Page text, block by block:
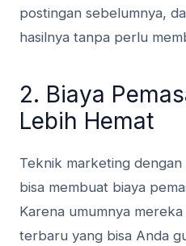
postingan sebelumnya,
hasilnya tanpa perlu
2. Biaya
Lebih Hemat
Teknik marketing dengan
bisa membuat biaya
Karena umumnya
terbaru yang bisa Anda